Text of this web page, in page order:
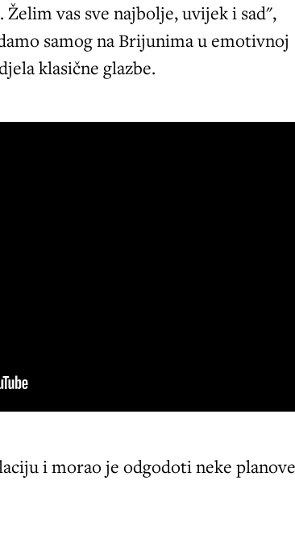
Želim vas sve najbolje, uvijek i sad",
samog na Brijunima u emotivnoj
klasične glazbe.
i morao je odgodoti neke